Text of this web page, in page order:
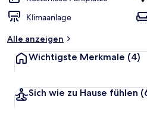
Klimaanlage
Alle anzeigen
Wichtigste Merkmale (4)
Sich wie zu Hause fühlen